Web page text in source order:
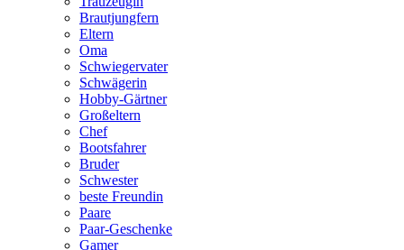
Brautjungfern
Eltern
Oma
Schwiegervater
Schwägerin
Hobby-Gärtner
Großeltern
Chef
Bootsfahrer
Bruder
Schwester
beste Freundin
Paare
Paar-Geschenke
Gamer